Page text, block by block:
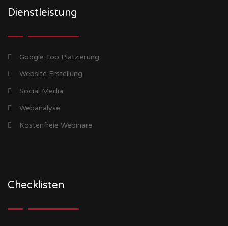
Dienstleistung
Google Top Platzierung
Website Erstellung
Social Media
Webanalyse
Kostenfreie Webinare
Checklisten